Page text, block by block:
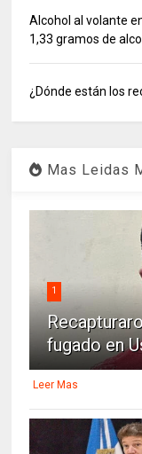
Alcohol al volante
1,33 gramos de
¿Dónde están los
Mas Leidas
1
fugado en
Leer Mas